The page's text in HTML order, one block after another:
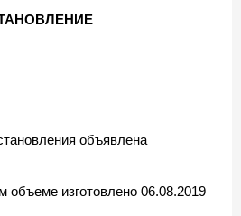
объявлена
объеме изготовлено 06.08.2019